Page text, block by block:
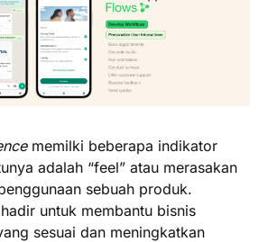
memilki beberapa indikator
adalah “feel” atau merasakan
sebuah produk.
untuk membantu bisnis
sesuai dan meningkatkan